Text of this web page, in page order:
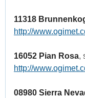
11318
http://
16052 Pian Rosa,
http://
08980 Sierra